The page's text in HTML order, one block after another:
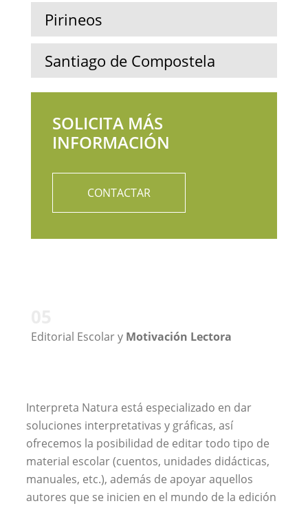
Pirineos
Santiago de Compostela
SOLICITA MÁS
INFORMACIÓN
CONTACTAR
Editorial Escolar y Motivación Lectora
Interpreta Natura está especializado en dar
soluciones interpretativas y gráficas, así
ofrecemos la posibilidad de editar todo tipo de
material escolar (cuentos, unidades didácticas,
manuales, etc.), además de apoyar aquellos
autores que se inicien en el mundo de la edición